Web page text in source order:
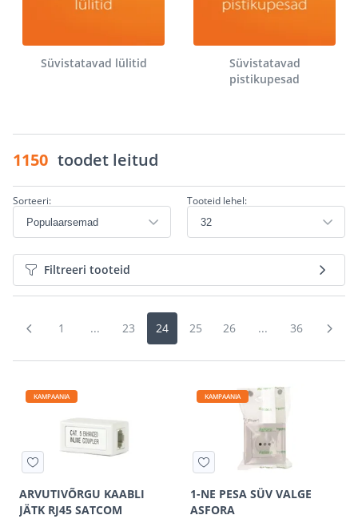
Süvistatavad lülitid
Süvistatavad
pistikupesad
1150 toodet leitud
Sorteeri: Tooteid lehel:
Filtreeri tooteid
1 ... 23 24 25 26 ... 36
KAMPAANIA
ARVUTIVÕRGU KAABLI
JÄTK RJ45 SATCOM
KAMPAANIA
1-NE PESA SÜV VALGE
ASFORA